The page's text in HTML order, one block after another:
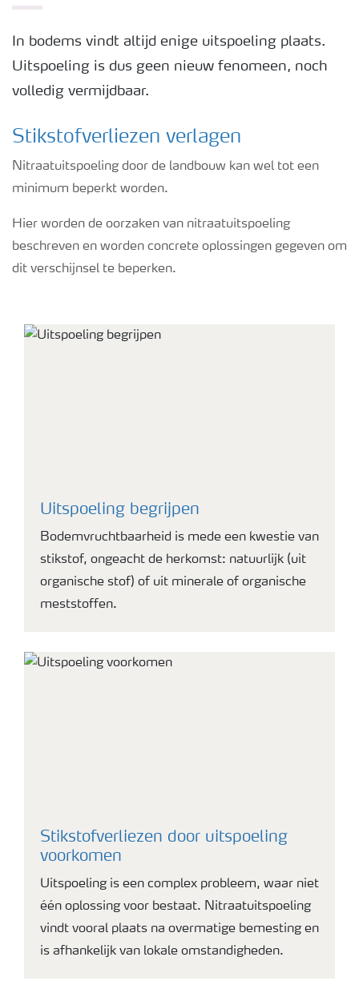
Meststoffen veiligheid
Podcasts
In bodems vindt altijd enige uitspoeling plaats.
Uitspoeling is dus geen nieuw fenomeen, noch
volledig vermijdbaar.
Stikstofverliezen verlagen
Nitraatuitspoeling door de landbouw kan wel tot een
minimum beperkt worden.
Hier worden de oorzaken van nitraatuitspoeling
beschreven en worden concrete oplossingen gegeven om
dit verschijnsel te beperken.
Uitspoeling begrijpen
Bodemvruchtbaarheid is mede een kwestie van
stikstof, ongeacht de herkomst: natuurlijk (uit
organische stof) of uit minerale of organische
meststoffen.
Stikstofverliezen door uitspoeling
voorkomen
Uitspoeling is een complex probleem, waar niet
één oplossing voor bestaat. Nitraatuitspoeling
vindt vooral plaats na overmatige bemesting en
is afhankelijk van lokale omstandigheden.